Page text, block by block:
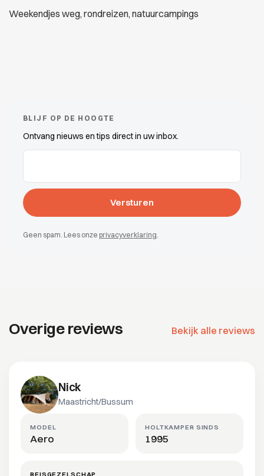
Weekendjes weg, rondreizen, natuurcampings
BLIJF OP DE HOOGTE
Ontvang nieuws en tips direct in uw inbox.
E-mailadres
Geen spam. Lees onze privacyverklaring
Overige reviews Bekijk alle reviews
Nick
Maastricht/Bussum
MODEL
Aero
REISGEZELSCHAP
HOLTKAMPER SINDS
1995